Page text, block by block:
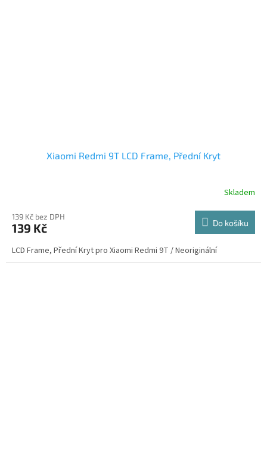
Xiaomi Redmi 9T LCD Frame, Přední Kryt
Skladem
139 Kč bez DPH
139 Kč Do košíku
LCD Frame, Přední Kryt pro Xiaomi Redmi 9T / Neoriginální